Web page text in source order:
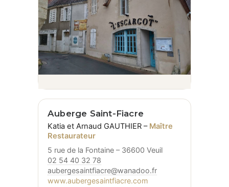
Auberge Saint-Fiacre
Katia et Arnaud GAUTHIER – Maître
Restaurateur
5 rue de la Fontaine – 36600 Veuil
02 54 40 32 78
aubergesaintfiacre@wanadoo.fr
www.aubergesaintfiacre.com